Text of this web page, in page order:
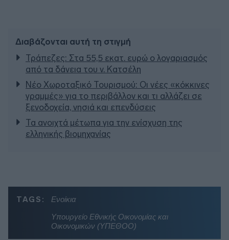
Διαβάζονται αυτή τη στιγμή
Τράπεζες: Στα 55,5 εκατ. ευρώ ο λογαριασμός
από τα δάνεια του ν. Κατσέλη
Νέο Χωροταξικό Τουρισμού: Οι νέες «κόκκινες
γραμμές» για το περιβάλλον και τι αλλάζει σε
ξενοδοχεία, νησιά και επενδύσεις
Τα ανοιχτά μέτωπα για την ενίσχυση της
ελληνικής βιομηχανίας
TAGS:
Ενοίκια
Υπουργείο Εθνικής Οικονομίας και
Οικονομικών (ΥΠΕΘΟΟ)